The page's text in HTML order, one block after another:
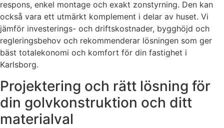
respons, enkel montage och exakt zonstyrning. Den kan
också vara ett utmärkt komplement i delar av huset. Vi
jämför investerings- och driftskostnader, bygghöjd och
regleringsbehov och rekommenderar lösningen som ger
bäst totalekonomi och komfort för din fastighet i
Karlsborg.
Projektering och rätt lösning för
din golvkonstruktion och ditt
materialval